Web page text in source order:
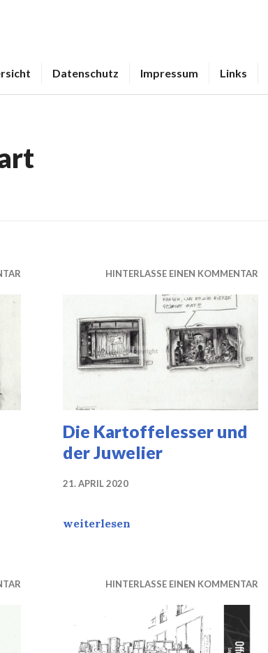
Datenschutz Impressum Links
III
HINTERLASSE EINEN KOMMENTAR
Die Kartoffelesser und
der Juwelier
21. APRIL 2020
Die Kartoffelesser und der Juwelier
weiterlesen
HINTERLASSE EINEN KOMMENTAR